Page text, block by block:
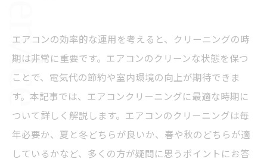
エアコンの効率的な運用を考えると、クリーニングの時
期は非常に重要です。エアコンのクリーンな状態を保つ
ことで、電気代の節約や室内環境の向上が期待できま
す。本記事では、エアコンクリーニングに最適な時期に
ついて詳しく解説します。エアコンのクリーニングは毎
年必要か、夏と冬どちらが良いか、春や秋のどちらが適
しているかなど、多くの方が疑問に思うポイントにお答